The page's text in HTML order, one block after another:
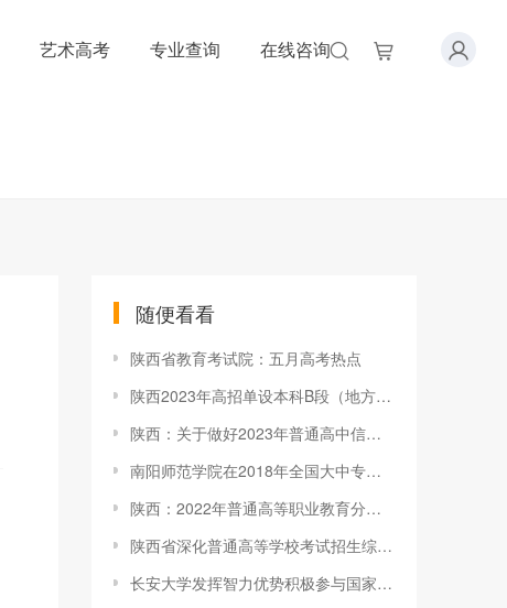
艺术高考 专业查询 在线咨询
随便看看
陕西省教育考试院：五月高考热点
陕西2023年高招单设本科B段（地方专项计划）投档统计表
陕西：关于做好2023年普通高中信息技术科目学业水平考试工作的通知
南阳师范学院在2018年全国大中专学生“千校千项”活动中喜获佳绩
陕西：2022年普通高等职业教育分类考试招生院校名单公示
陕西省深化普通高等学校考试招生综合改革实施方案
长安大学发挥智力优势积极参与国家精准扶贫成效评估